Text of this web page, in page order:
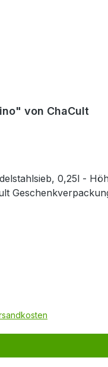
von ChaCult
9,5cm, Durchmesser 7cm - Kräuterteetasse